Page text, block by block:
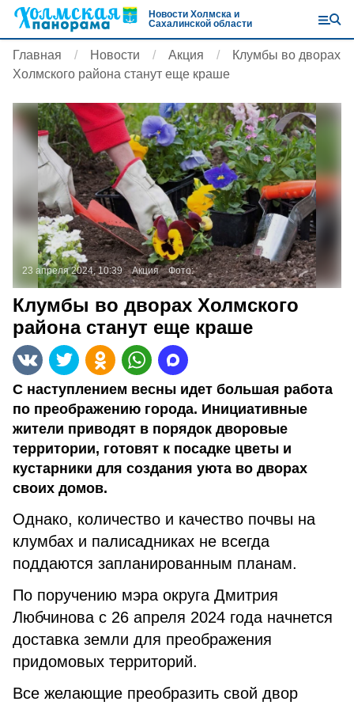
Новости Холмска и
Сахалинской области
Главная Новости Акция
Клумбы во дворах
Холмского района станут еще краше
23 апреля 2024, 10:39 Акция Фото:
Клумбы во дворах Холмского
района станут еще краше
С наступлением весны идет большая работа
по преображению города. Инициативные
жители приводят в порядок дворовые
территории, готовят к посадке цветы и
кустарники для создания уюта во дворах
своих домов.
Однако, количество и качество почвы на
клумбах и палисадниках не всегда
поддаются запланированным планам.
По поручению мэра округа Дмитрия
Любчинова с 26 апреля 2024 года начнется
доставка земли для преображения
придомовых территорий.
Все желающие преобразить свой двор